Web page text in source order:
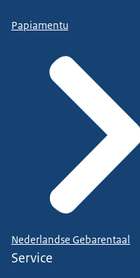
Papiamentu
Nederlandse Gebarentaal
Service